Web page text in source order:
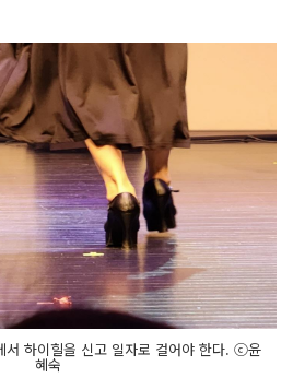
서 하이힐을 신고 일자로 걸어야 한다. ⓒ윤
혜숙